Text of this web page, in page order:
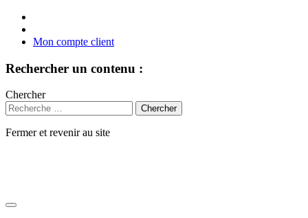
Mon compte client
Rechercher un contenu :
Chercher
Fermer et revenir au site